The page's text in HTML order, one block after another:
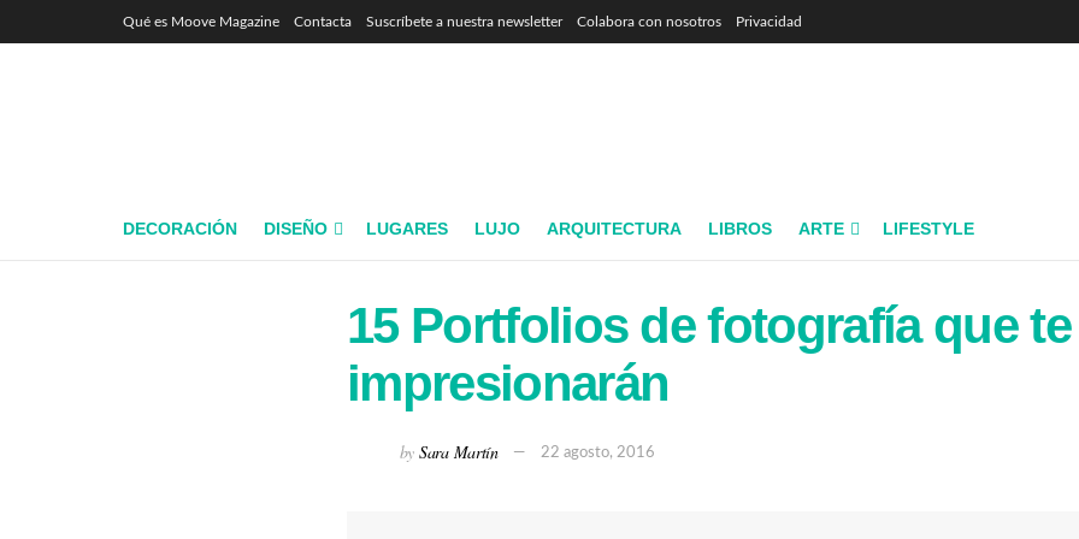
Qué es Moove Magazine Contacta Suscríbete a nuestra newsletter Colabora con nosotros Privacidad
DECORACIÓN DISEÑO LUGARES LUJO ARQUITECTURA LIBROS ARTE LIFESTYLE
15 Portfolios de fotografía que te
impresionarán
by Sara Martín 22 agosto, 2016